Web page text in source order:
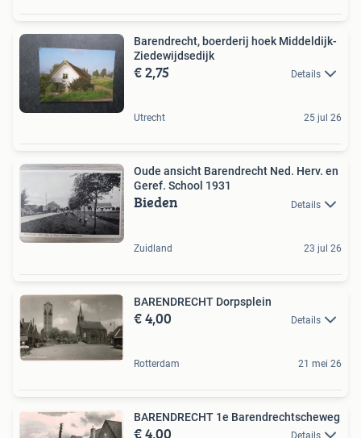
Barendrecht, boerderij hoek Middeldijk-
Ziedewijdsedijk
€ 2,75 Details
Utrecht 25 jul 26
Oude ansicht Barendrecht Ned. Herv. en
Geref. School 1931
Bieden Details
Zuidland 23 jul 26
BARENDRECHT Dorpsplein
€ 4,00 Details
Rotterdam 21 mei 26
BARENDRECHT 1e Barendrechtscheweg
€ 4,00 Details